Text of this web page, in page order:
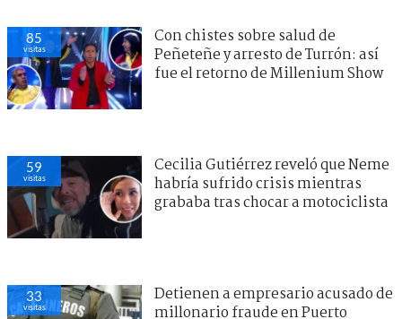
85
visitas
Con chistes sobre salud de
Peñeteñe y arresto de Turrón: así
fue el retorno de Millenium Show
59
visitas
Cecilia Gutiérrez reveló que Neme
habría sufrido crisis mientras
grababa tras chocar a motociclista
33
visitas
Detienen a empresario acusado de
millonario fraude en Puerto